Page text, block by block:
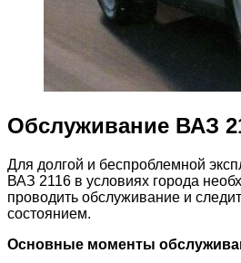
Обслуживание ВАЗ
Для долгой и беспроблемной
ВАЗ 2116 в условиях города
проводить обслуживание и
состоянием.
Основные моменты